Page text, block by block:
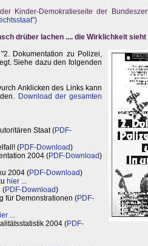
Kinder-Demokratieseite der
)
drüber lachen .... die Wirklichkeit
Dokumentation zu Polizei,
Siehe dazu den folgenden
Anklicken des Links kann
Download der gesamten
Staat (PDF-
(PDF-Download)
2004 (PDF-Download)
2004 (PDF-Download)
hier ...
(PDF-Download)
für Demonstrationen (PDF-
...
2004 (PDF-